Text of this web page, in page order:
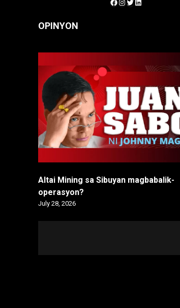
OPINYON
Altai Mining sa Sibuyan magbabalik-
operasyon?
July 28, 2026